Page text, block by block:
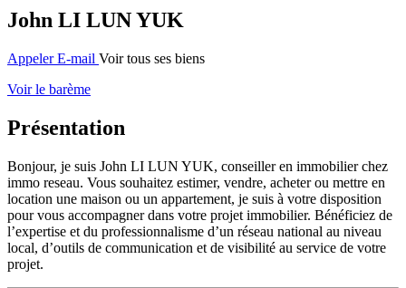
John LI LUN YUK
Appeler E-mail Voir tous ses biens
Voir le barème
Présentation
Bonjour, je suis John LI LUN YUK, conseiller en immobilier chez
immo reseau. Vous souhaitez estimer, vendre, acheter ou mettre en
location une maison ou un appartement, je suis à votre disposition
pour vous accompagner dans votre projet immobilier. Bénéficiez de
l’expertise et du professionnalisme d’un réseau national au niveau
local, d’outils de communication et de visibilité au service de votre
projet.